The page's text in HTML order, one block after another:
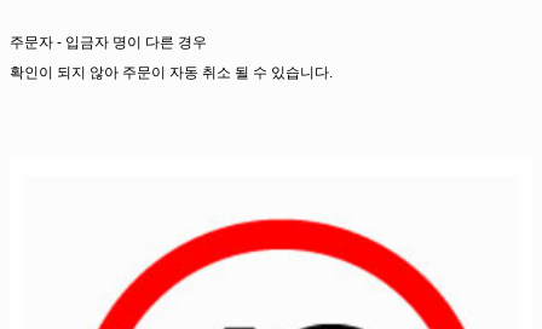
주문자 - 입금자 명이 다른 경우
확인이 되지 않아 주문이 자동 취소 될 수 있습니다.